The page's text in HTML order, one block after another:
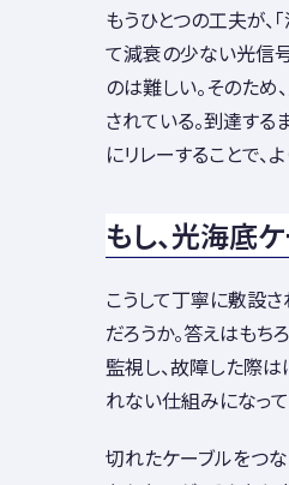
もうひとつの工夫が
て減衰の少ない光信
のは難しい。そのた
されている。到達す
にリレーすることで、
もし、光海底
こうして丁寧に敷設
だろうか。答えはもち
監視し、故障した際
れない仕組みになって
切れたケーブルをつ